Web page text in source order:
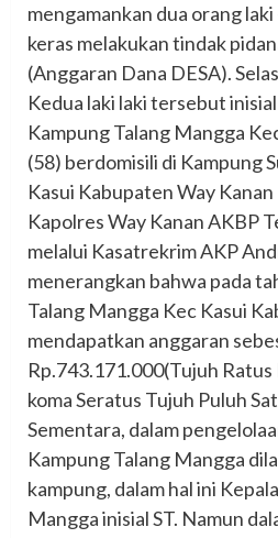
mengamankan dua orang
keras melakukan tindak
(Anggaran Dana DESA).
Kedua laki laki tersebut
Kampung Talang Mangga
(58) berdomisili di Kampung
Kasui Kabupaten Way
Kapolres Way Kanan AKBP
melalui Kasatrekrim AKP
menerangkan bahwa pada
Talang Mangga Kec Kasui
mendapatkan anggaran
Rp.743.171.000(Tujuh
koma Seratus Tujuh Puluh
Sementara, dalam
Kampung Talang Mangga
kampung, dalam hal ini
Mangga inisial ST. Namun